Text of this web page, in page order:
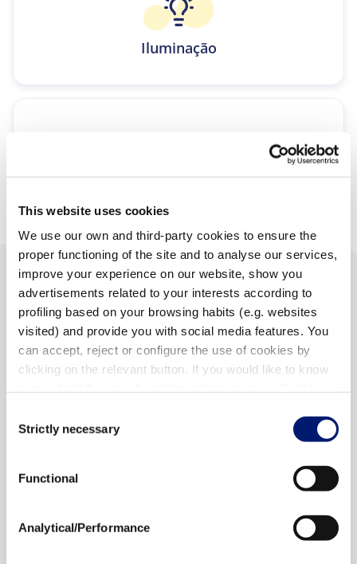
This website uses cookies
We use our own and third-party cookies to ensure the
proper functioning of the site and to analyse our services,
improve your experience on our website, show you
advertisements related to your interests according to
profiling based on your browsing habits (e.g. websites
visited) and provide you with social media features. You
can accept, reject or configure the use of cookies by
clicking on the relevant button. If you would like to know
Selection
Strictly necessary
Functional
Analytical/Performance
Iluminação
Productos destacados
Filtro